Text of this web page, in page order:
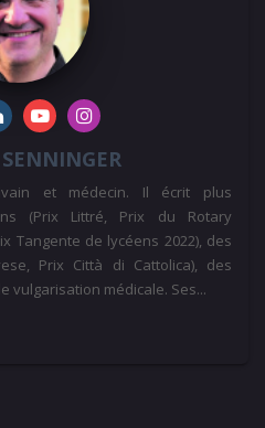
et médecin. Il écrit plus
(Prix Littré, Prix du Rotary
Tangente de lycéens 2022), des
Prix Città di Cattolica), des
vulgarisation médicale. Ses...